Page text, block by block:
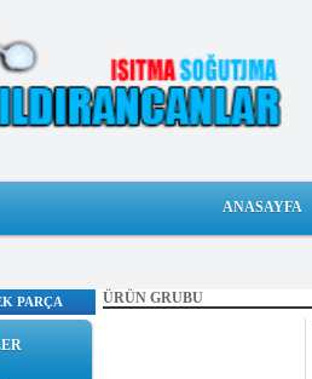
ANASAYFA
PARÇA ÜRÜN GRUBU